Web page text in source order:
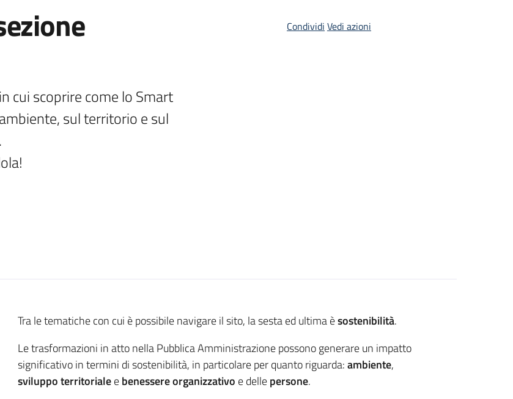
cui scoprire come lo Smart
sul territorio e sul
Condividi Vedi azioni
Introduzione
Tra le tematiche con cui è possibile navigare il sito, la sesta ed ultima èsostenibilità.
Le trasformazioni in atto nella Pubblica Amministrazione possono generare un impatto
significativo in termini di sostenibilità, in particolare per quanto riguarda:ambiente,
sviluppoterritorialeebenessereorganizzativo e dellepersone.